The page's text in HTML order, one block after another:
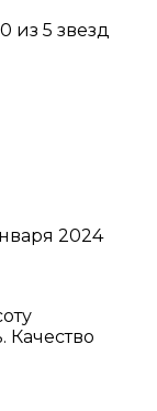
из 5 звезд
2024
Качество